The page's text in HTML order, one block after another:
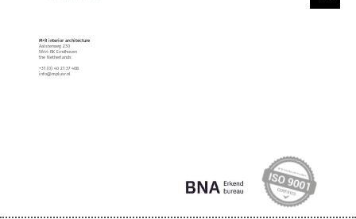
M+R interior architecture
Aalsterweg 230
5644 RK Eindhoven
the Netherlands
+31 (0) 40 21 37 408
info@mplusr.nl